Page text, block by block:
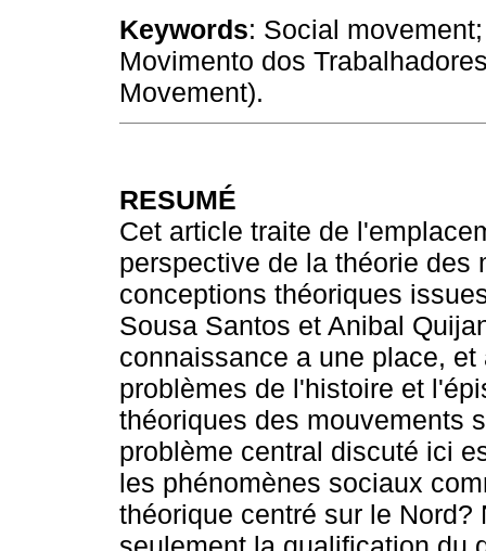
Keywords: Social
Movimento dos
Movement).
RESUMÉ
Cet article traite de
perspective de la théorie des
conceptions théoriques
Sousa Santos et Anibal
connaissance a une place,
problèmes de l'histoire et
théoriques des mouvements
problème central discuté ici
les phénomènes sociaux
théorique centré sur le